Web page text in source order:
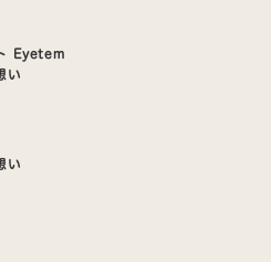
Eyetem
い
い